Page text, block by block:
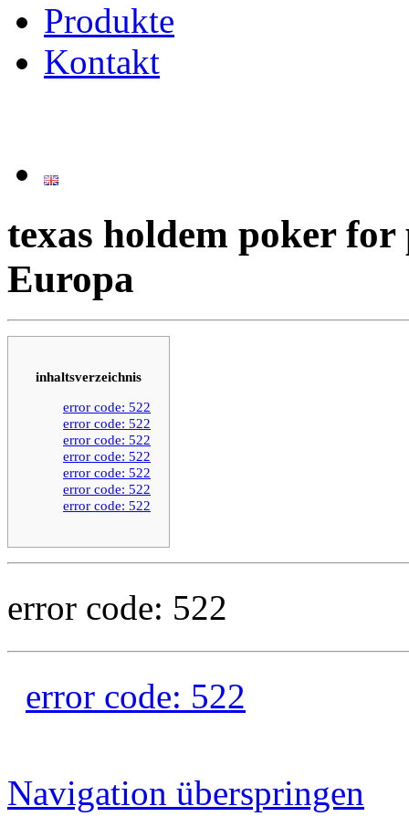
Produkte
Kontakt
texas holdem poker for
Europa
inhaltsverzeichnis
error code: 522
error code: 522
error code: 522
error code: 522
error code: 522
error code: 522
error code: 522
error code: 522
error code: 522
Navigation überspringen